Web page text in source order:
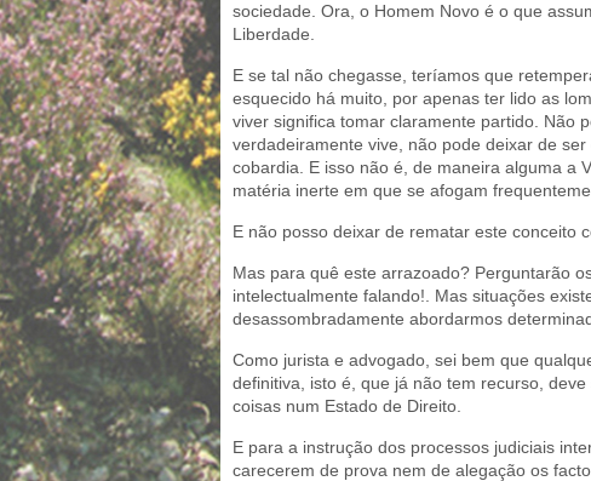
sociedade. Ora, o Homem Novo é o que
Liberdade.
E se tal não chegasse, teríamos que
esquecido há muito, por apenas ter lido as
viver significa tomar claramente partido. Não
verdadeiramente vive, não pode deixar de
cobardia. E isso não é, de maneira alguma a
matéria inerte em que se afogam
E não posso deixar de rematar este conceito
Mas para quê este arrazoado? Perguntarão
intelectualmente falando!. Mas situações
desassombradamente abordarmos
Como jurista e advogado, sei bem que
definitiva, isto é, que já não tem recurso,
coisas num Estado de Direito.
E para a instrução dos processos judiciais
carecerem de prova nem de alegação os